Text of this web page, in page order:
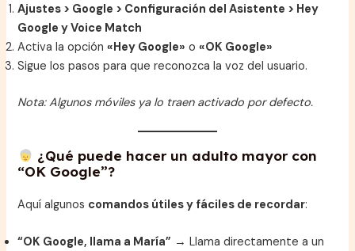
Ajustes > Google > Configuración del Asistente > Hey
Google y Voice Match
Activa la opción«Hey Google» o«OK Google»
Sigue los pasos para que reconozca la voz del usuario.
Nota: Algunos móviles ya lo traen activado por defecto.
¿Qué puede hacer un adulto mayor con
“OK Google”?
Aquí algunos comandos útiles y fáciles de recordar:
“OK Google, llama a María” → Llama directamente a un